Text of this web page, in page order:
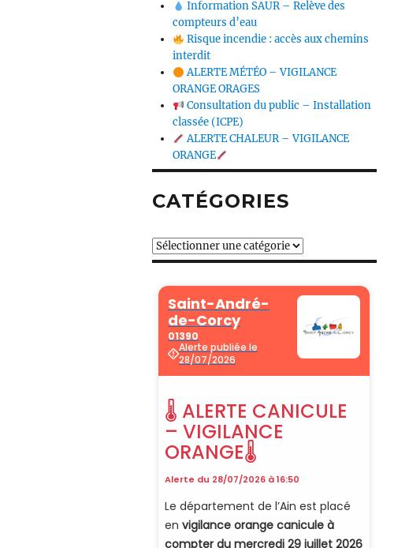
Information SAUR – Relève des
compteurs d’eau
Risque incendie : accès aux chemins
interdit
ALERTE MÉTÉO – VIGILANCE
ORANGE ORAGES
Consultation du public – Installation
classée (ICPE)
ALERTE CHALEUR – VIGILANCE
ORANGE
CATÉGORIES
Catégories